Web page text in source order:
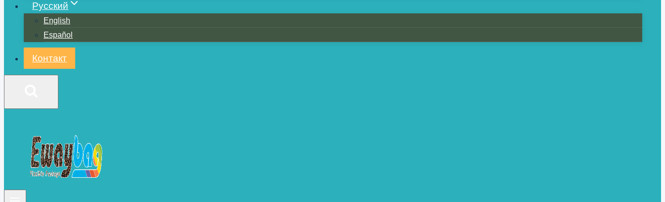
Русский
English
Español
Контакт